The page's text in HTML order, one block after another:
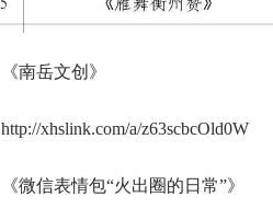
《南岳文创》
http://xhslink.com/a/z63scbcOld0W
《微信表情包“火出圈的日常”》